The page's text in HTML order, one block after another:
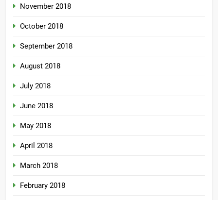
November 2018
October 2018
September 2018
August 2018
July 2018
June 2018
May 2018
April 2018
March 2018
February 2018